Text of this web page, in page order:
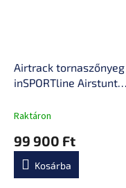
Airtrack tornaszőnyeg
inSPORTline Airstunt
mousse kézi pumpával,
technológia, rugalmas
anyag
Raktáron
99 900 Ft
Kosárba